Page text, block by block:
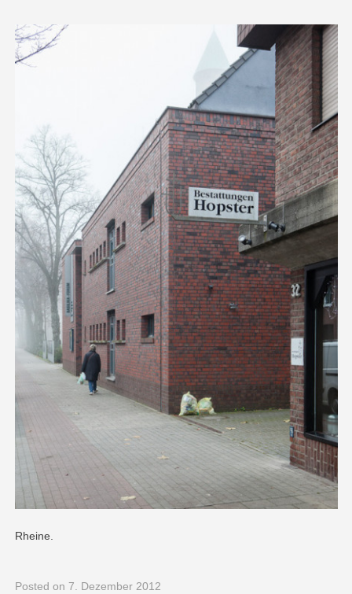
Rheine.
Posted on 7. Dezember 2012